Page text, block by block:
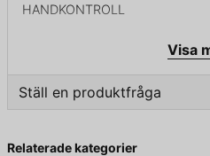
HANDKONTROLL
Visa
Ställ en produktfråga
Fråga oss något om denna
Relaterade kategorier